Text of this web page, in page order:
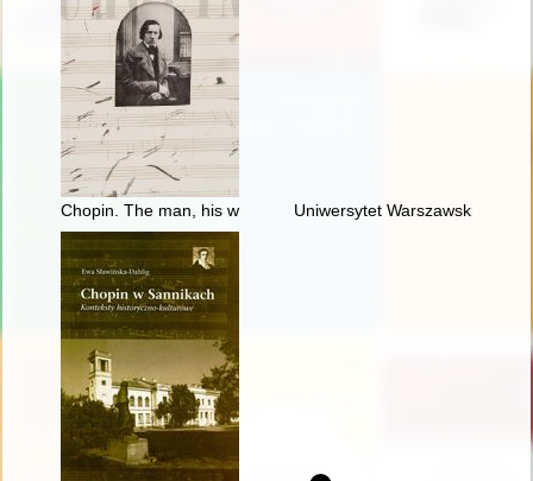
Chopin. The man, his work and its resonance
Uniwersytet Warszawski i